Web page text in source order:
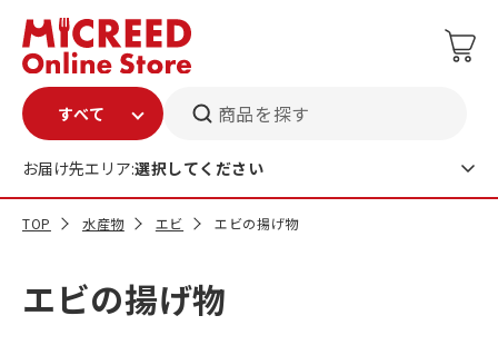
商品を探す
お届け先エリア:選択してください
TOP 水産物 エビ エビの揚げ物
エビの揚げ物